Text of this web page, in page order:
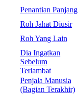
Penantian Panjang
Roh Jahat Diusir
Roh Yang Lain
Dia Ingatkan
Sebelum
Terlambat
Penjala Manusia
(Bagian Terakhir)